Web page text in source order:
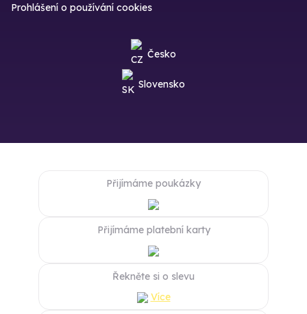
Prohlášení o používání cookies
Česko
Slovensko
Přijímáme poukázky
Přijímáme platební karty
Řekněte si o slevu
Více